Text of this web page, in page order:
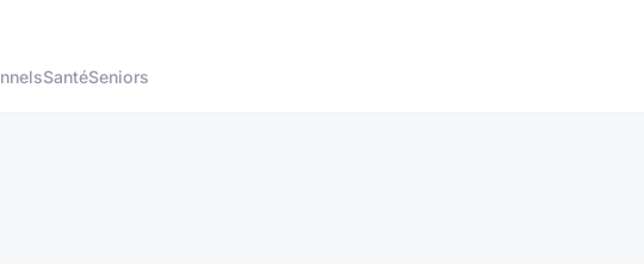
SantéSeniors